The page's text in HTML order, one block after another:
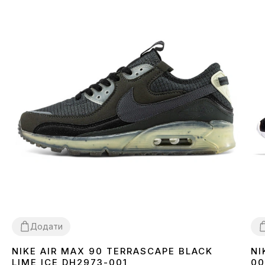
Додати
3640 4142 434445
NIKE AIR MAX 90 TERRASCAPE BLACK
LIME ICE DH2973-001